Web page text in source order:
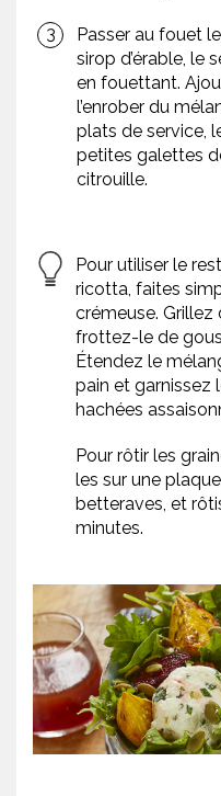
Passer au fouet
sirop d’érable, le
en fouettant.
l’enrober du
plats de service,
petites galettes
citrouille.
Pour utiliser le
ricotta, faites
crémeuse.
frottez-le de
Étendez le
pain et garnissez
hachées
Pour rôtir les
les sur une
betteraves, et
minutes.